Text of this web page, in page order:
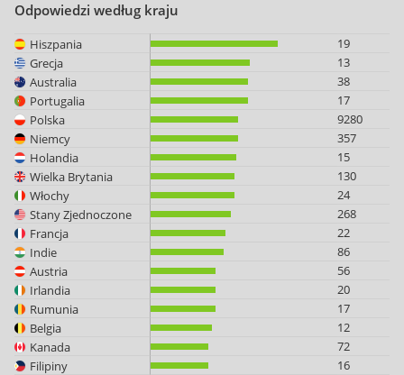
Odpowiedzi według kraju
Hiszpania
19
Grecja
13
Australia
38
Portugalia
17
Polska
9280
Niemcy
357
Holandia
15
Wielka Brytania
130
Włochy
24
Stany Zjednoczone
268
Francja
22
Indie
86
Austria
56
Irlandia
20
Rumunia
17
Belgia
12
Kanada
72
Filipiny
16